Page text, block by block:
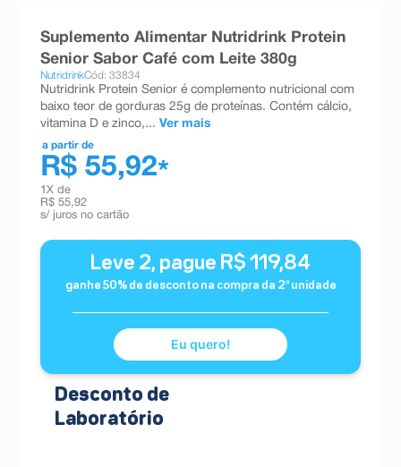
Suplemento Alimentar Nutridrink Protein
Senior Sabor Café com Leite 380g
NutridrinkCód: 33834
Nutridrink Protein Senior é complemento nutricional com
baixo teor de gorduras 25g de proteínas. Contém cálcio,
vitamina D e zinco,... Ver mais
a partir de
R$ 55,92*
1 X de
R$ 55,92
s/ juros no cartão
Leve 2, pague R$ 119,84
ganhe 50% de desconto na compra da 2º unidade
Eu quero!
Desconto de
Laboratório
absorvente
10ºshampoo